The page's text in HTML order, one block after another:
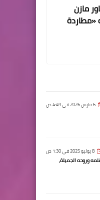
مازن
«مطاردة
6 مارس 2026 في 4:49 ص
8 يوليو 2025 في 1:30 ص
وروحه الجميلة،